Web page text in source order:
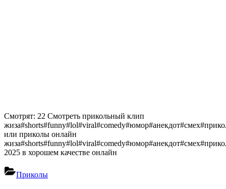
Смотрят: 22 Смотреть прикольный клип
или приколы онлайн
2025 в хорошем качестве онлайн
Приколы